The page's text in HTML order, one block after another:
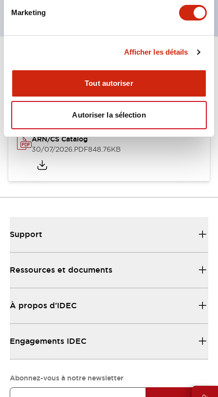
Marketing
Afficher les détails
Tout autoriser
Autoriser la sélection
Catalogues Et Brochures Fichiers CAO Approbations Et
ARN/CS Catalog
30/07/2026.PDF848.76KB
Support
Ressources et documents
À propos d’IDEC
Engagements IDEC
Abonnez-vous à notre newsletter